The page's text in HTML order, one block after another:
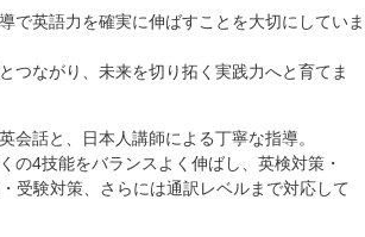
で英語力を確実に伸ばすことを大切にしていま
つながり、未来を切り拓く実践力へと育てま
会話と、日本人講師による丁寧な指導。
の4技能をバランスよく伸ばし、英検対策・
受験対策、さらには通訳レベルまで対応して